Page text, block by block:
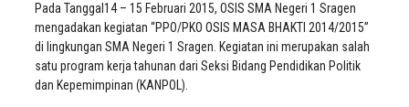
Pada Tanggal14 – 15 Februari 2015, OSIS SMA Negeri 1 Sragen
mengadakan kegiatan “PPO/PKO OSIS MASA BHAKTI 2014/2015”
di lingkungan SMA Negeri 1 Sragen. Kegiatan ini merupakan salah
satu program kerja tahunan dari Seksi Bidang Pendidikan Politik
dan Kepemimpinan (KANPOL).